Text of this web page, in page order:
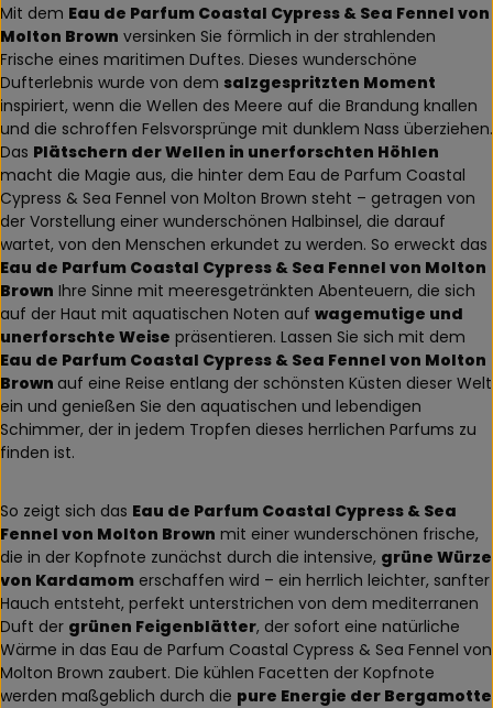
Mit dem Eau de Parfum Coastal Cypress & Sea Fennel von
Molton Brown versinken Sie förmlich in der strahlenden
Frische eines maritimen Duftes. Dieses wunderschöne
Dufterlebnis wurde von dem salzgespritzten Moment
inspiriert, wenn die Wellen des Meere auf die Brandung knallen
und die schroffen Felsvorsprünge mit dunklem Nass überziehen.
Das Plätschern der Wellen in unerforschten Höhlen
macht die Magie aus, die hinter dem Eau de Parfum Coastal
Cypress & Sea Fennel von Molton Brown steht – getragen von
der Vorstellung einer wunderschönen Halbinsel, die darauf
wartet, von den Menschen erkundet zu werden. So erweckt das
Eau de Parfum Coastal Cypress & Sea Fennel von Molton
Brown Ihre Sinne mit meeresgetränkten Abenteuern, die sich
auf der Haut mit aquatischen Noten auf wagemutige und
unerforschte Weise präsentieren. Lassen Sie sich mit dem
Eau de Parfum Coastal Cypress & Sea Fennel von Molton
Brown auf eine Reise entlang der schönsten Küsten dieser Welt
ein und genießen Sie den aquatischen und lebendigen
Schimmer, der in jedem Tropfen dieses herrlichen Parfums zu
finden ist.
So zeigt sich das Eau de Parfum Coastal Cypress & Sea
Fennel von Molton Brown mit einer wunderschönen frische,
die in der Kopfnote zunächst durch die intensive, grüne Würze
von Kardamom erschaffen wird – ein herrlich leichter, sanfter
Hauch entsteht, perfekt unterstrichen von dem mediterranen
Duft der grünen Feigenblätter, der sofort eine natürliche
Wärme in das Eau de Parfum Coastal Cypress & Sea Fennel von
Molton Brown zaubert. Die kühlen Facetten der Kopfnote
werden maßgeblich durch die pure Energie der Bergamotte